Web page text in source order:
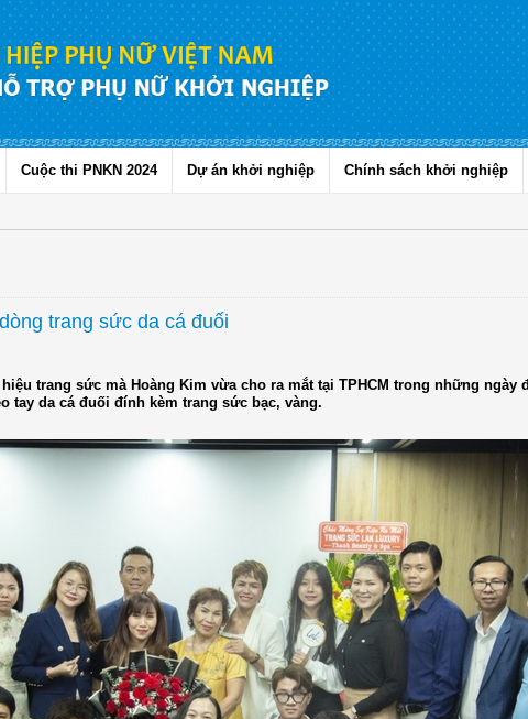
Cuộc thi PNKN 2024 Dự án khởi nghiệp Chính sách khởi nghiệp
trang sức da cá đuối
trang sức mà Hoàng Kim vừa cho ra mắt tại TPHCM trong những ngày
tay da cá đuối đính kèm trang sức bạc, vàng.